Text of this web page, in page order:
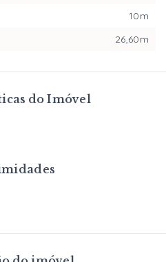
do Imóvel
10m
26,60m